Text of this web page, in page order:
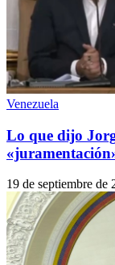
Venezuela
Lo que dijo
19 de septiembre de